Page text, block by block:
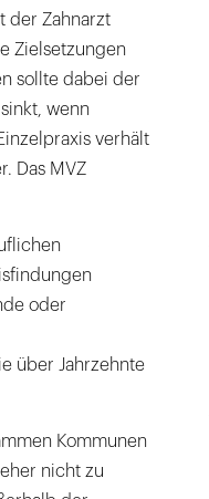
der Zahnarzt
Zielsetzungen
sollte dabei der
wenn
verhält
Das MVZ
oder
über Jahrzehnte
Kommunen
nicht zu